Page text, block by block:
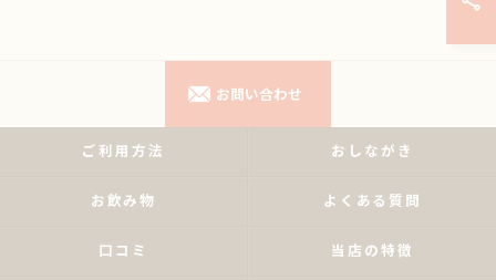
お問い合わせ
ご利用方法 おしながき
お飲み物 よくある質問
口コミ 当店の特徴